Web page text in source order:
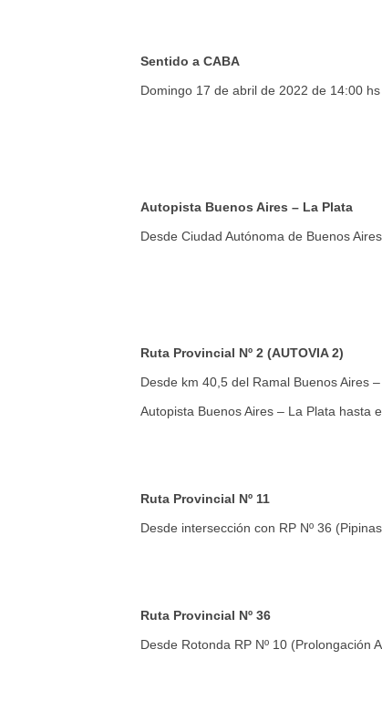
Sentido a CABA
Domingo 17 de abril de 2022 de 14:00
Autopista Buenos Aires – La Plata
Desde Ciudad Autónoma de Buenos
Ruta Provincial Nº 2 (AUTOVIA 2)
Desde km 40,5 del Ramal Buenos Aires
Autopista Buenos Aires – La Plata hasta
Ruta Provincial Nº 11
Desde intersección con RP Nº 36
Ruta Provincial Nº 36
Desde Rotonda RP Nº 10 (Prolongación